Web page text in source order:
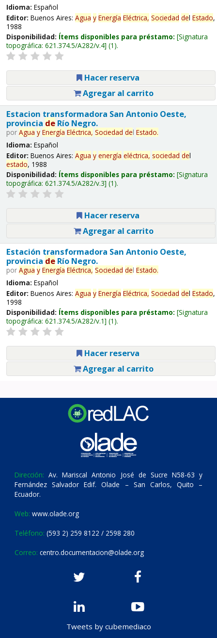
Idioma: Español
Editor: Buenos Aires: Agua y Energía Eléctrica, Sociedad del Estado,
1988
Disponibilidad: Ítems disponibles para préstamo: Signatura
topográfica: 621.374.5/A282/v.4 (1).
Hacer reserva
Agregar al carrito
Estacion transformadora San Antonio Oeste,
provincia deRío Negro.
por Agua y Energía Eléctrica, Sociedad del Estado.
Idioma: Español
Editor: Buenos Aires: Agua y energía eléctrica, sociedad del
estado, 1988
Disponibilidad: Ítems disponibles para préstamo: Signatura
topográfica: 621.374.5/A282/v.3 (1).
Hacer reserva
Agregar al carrito
Estación transformadora San Antonio Oeste,
provincia deRío Negro.
por Agua y Energía Eléctrica, Sociedad del Estado.
Idioma: Español
Editor: Buenos Aires: Agua y Energía Eléctrica, Sociedad del Estado,
1998
Disponibilidad: Ítems disponibles para préstamo: Signatura
topográfica: 621.374.5/A282/v.1 (1).
Hacer reserva
Agregar al carrito
Dirección: Av. Mariscal Antonio José de Sucre N58-63 y
Fernández Salvador Edif. Olade – San Carlos, Quito –
Ecuador.
Web: www.olade.org
Teléfono: (593 2) 259 8122 / 2598 280
Correo: centro.documentacion@olade.org
Tweets by cubemediaco